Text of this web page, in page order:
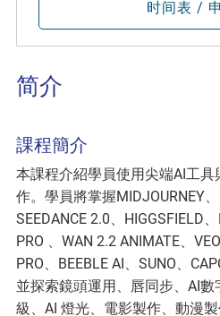
简介
課程簡介
本課程介紹學員使用尖端AI工
作。學員將掌握MIDJOURNEY、
SEEDANCE 2.0、HIGGSFIELD
PRO 、WAN 2.2 ANIMATE、
PRO、BEEBLE AI、SUNO、
並探索鏡頭運用、唇同步、AI
級、AI 燈光、電影製作、動漫
时间表 /